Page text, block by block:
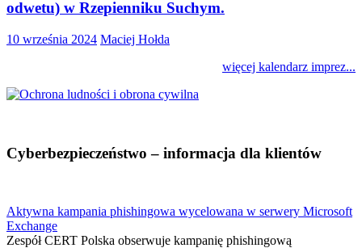
odwetu) w Rzepienniku Suchym.
10 września 2024 Maciej Hołda
więcej kalendarz imprez...
Cyberbezpieczeństwo – informacja dla klientów
Aktywna kampania phishingowa wycelowana w serwery Microsoft
Exchange
Zespół CERT Polska obserwuje kampanię phishingową